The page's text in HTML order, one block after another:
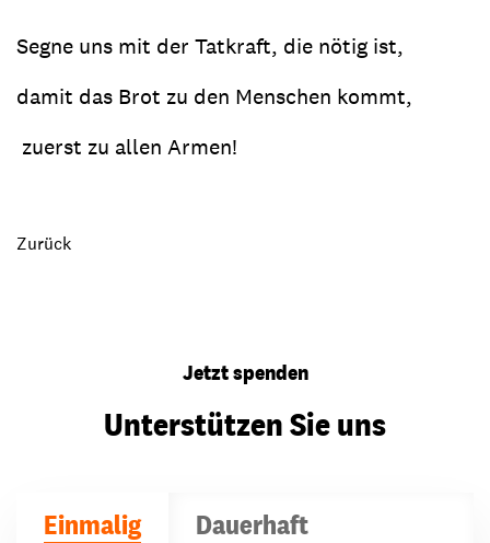
Segne uns mit der Tatkraft, die nötig ist,
damit das Brot zu den Menschen kommt,
zuerst zu allen Armen!
Zurück
Jetzt spenden
Unterstützen Sie uns
Einmalig Dauerhaft